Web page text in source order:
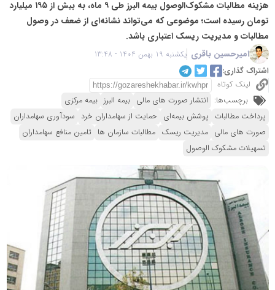
هزینه مطالبات مشکوک‌الوصول بیمه البرز طی ۹ ماه، به بیش از ۱۹۵ میلیارد
تومان رسیده است؛ موضوعی که می‌تواند نشانه‌ای از ضعف در وصول
مطالبات و مدیریت ریسک اعتباری باشد.
امیرحسین باقری یکشنبه 19 بهمن 1404 - 13:48
اشتراک گذاری:
لینک کوتاه
برچسب‌ها: انتشار صورت های مالی بیمه البرز بیمه مرکزی
پرداخت مطالبات پوشش بیمه‌ای حمایت از سهامداران خرد سودآوری سهامداران
صورت های مالی مدیریت ریسک مطالبات سازمان ها تامین منافع سهامداران
تسهیلات مشکوک الوصول